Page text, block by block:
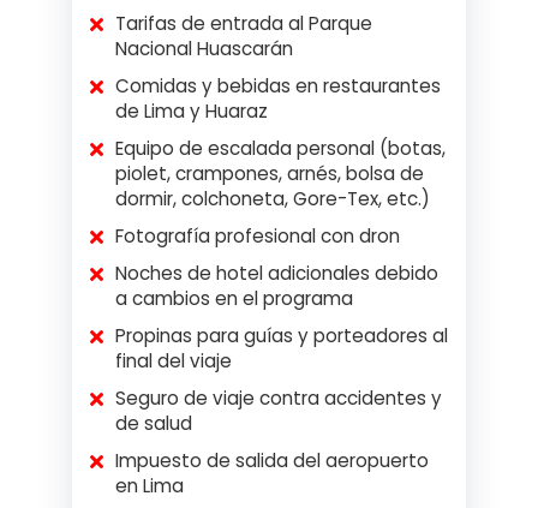
Tarifas de entrada al Parque
Nacional Huascarán
Comidas y bebidas en restaurantes
de Lima y Huaraz
Equipo de escalada personal (botas,
piolet, crampones, arnés, bolsa de
dormir, colchoneta, Gore-Tex, etc.)
Fotografía profesional con dron
Noches de hotel adicionales debido
a cambios en el programa
Propinas para guías y porteadores al
final del viaje
Seguro de viaje contra accidentes y
de salud
Impuesto de salida del aeropuerto
en Lima